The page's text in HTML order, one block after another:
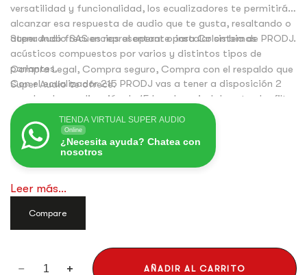
versatilidad y funcionalidad, los ecualizadores te permitirán
alcanzar esa respuesta de audio que te gusta, resaltando o
atenuando frecuencias al operar o instalar sistemas
acústicos compuestos por varios y distintos tipos de
parlantes.
Con el ecualizador 215 PRODJ vas a tener a disposición 2
canales de ecualización de 15 bandas, nivel de entrada, filtro
corta bajo que te permitirán hacer ajustes ideales.
Super Audio SAS es representante para Colombia de PRODJ.
Compra Legal, Compra seguro, Compra con el respaldo que
Super Audio te ofrece.
TIENDA VIRTUAL SUPER AUDIO
Online
¿Necesita ayuda? Chatea con
nosotros
Leer más...
Compare
AÑADIR AL CARRITO